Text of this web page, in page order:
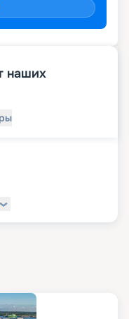
наших